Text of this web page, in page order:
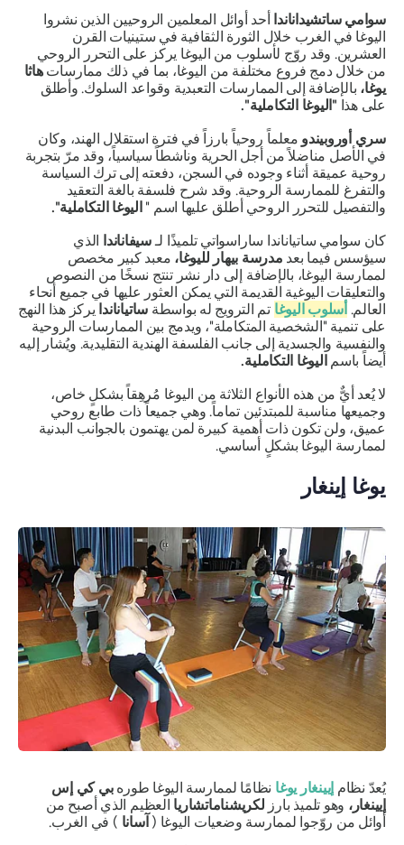
سوامي ساتشيدانانداأحد أوائل المعلمين الروحيين الذين نشروا
اليوغا في الغرب خلال الثورة الثقافية في ستينيات القرن
العشرين. وقد روّج لأسلوب من اليوغا يركز على التحرر الروحي
من خلال دمج فروع مختلفة من اليوغا، بما في ذلك ممارساتهاثا
يوغا،بالإضافة إلى الممارسات التعبدية وقواعد السلوك. وأطلق
على هذا"اليوغا التكاملية".
سري أوروبيندومعلماً روحياً بارزاً في فترة استقلال الهند، وكان
في الأصل مناضلاً من أجل الحرية وناشطاً سياسياً، وقد مرّ بتجربة
روحية عميقة أثناء وجوده في السجن، دفعته إلى ترك السياسة
والتفرغ للممارسة الروحية. وقد شرح فلسفة بالغة التعقيد
والتفصيل للتحرر الروحي أطلق عليها اسم " اليوغا التكاملية".
كان سوامي ساتياناندا ساراسواتي تلميذًا لـسيفانانداالذي
سيؤسس فيما بعدمدرسة بيهار لليوغا،معبد كبير مخصص
لممارسة اليوغا، بالإضافة إلى دار نشر تنتج نسخًا من النصوص
والتعليقات اليوغية القديمة التي يمكن العثور عليها في جميع أنحاء
العالم.أسلوب اليوغاتم الترويج له بواسطةساتياناندايركز هذا النهج
على تنمية "الشخصية المتكاملة"، ويدمج بين الممارسات الروحية
والنفسية والجسدية إلى جانب الفلسفة الهندية التقليدية. ويُشار إليه
أيضاً باسماليوغا التكاملية.
لا يُعد أيٌّ من هذه الأنواع الثلاثة من اليوغا مُرهِقاً بشكلٍ خاص،
وجميعها مناسبة للمبتدئين تماماً. وهي جميعاً ذات طابع روحي
عميق، ولن تكون ذات أهمية كبيرة لمن يهتمون بالجوانب البدنية
لممارسة اليوغا بشكلٍ أساسي.
يوغا إينغار
يُعدّ نظامإيينغار يوغانظامًا لممارسة اليوغا طورهبي كي إس
إيينغار، وهو تلميذ بارزلكريشناماتشاريا العظيم الذي أصبح من
أوائل من روّجوا لممارسة وضعيات اليوغا( آسانا) في الغرب.